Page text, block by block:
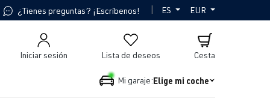
¿Tienes preguntas? ¡Escríbenos! | ES EUR
Lista de deseos
Iniciar sesión Cesta
Mi garaje:Elige mi coche